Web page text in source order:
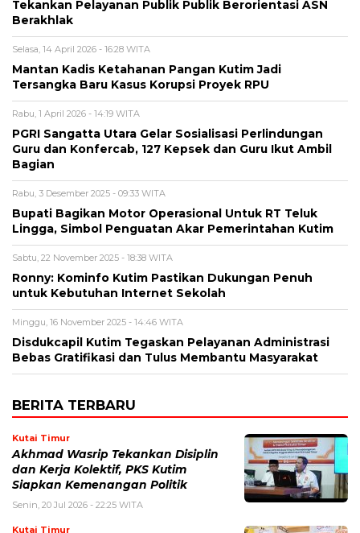
Tekankan Pelayanan Publik Publik Berorientasi ASN
Berakhlak
Selasa, 14 April 2026 - 16:28 WITA
Mantan Kadis Ketahanan Pangan Kutim Jadi
Tersangka Baru Kasus Korupsi Proyek RPU
Rabu, 1 April 2026 - 14:19 WITA
PGRI Sangatta Utara Gelar Sosialisasi Perlindungan
Guru dan Konfercab, 127 Kepsek dan Guru Ikut Ambil
Bagian
Rabu, 3 Desember 2025 - 09:33 WITA
Bupati Bagikan Motor Operasional Untuk RT Teluk
Lingga, Simbol Penguatan Akar Pemerintahan Kutim
Sabtu, 22 November 2025 - 18:38 WITA
Ronny: Kominfo Kutim Pastikan Dukungan Penuh
untuk Kebutuhan Internet Sekolah
Minggu, 16 November 2025 - 14:46 WITA
Disdukcapil Kutim Tegaskan Pelayanan Administrasi
Bebas Gratifikasi dan Tulus Membantu Masyarakat
BERITA TERBARU
Kutai Timur
Akhmad Wasrip Tekankan Disiplin
dan Kerja Kolektif, PKS Kutim
Siapkan Kemenangan Politik
Senin, 20 Jul 2026 - 22:25 WITA
Kutai Timur